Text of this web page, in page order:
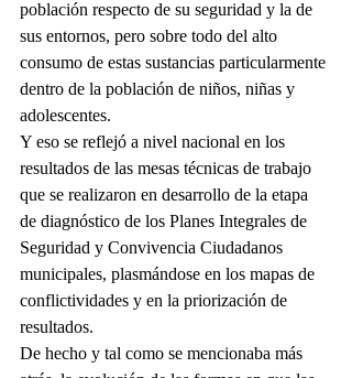
población respecto de su seguridad y la de
sus entornos, pero sobre todo del alto
consumo de estas sustancias particularmente
dentro de la población de niños, niñas y
adolescentes.
Y eso se reflejó a nivel nacional en los
resultados de las mesas técnicas de trabajo
que se realizaron en desarrollo de la etapa
de diagnóstico de los Planes Integrales de
Seguridad y Convivencia Ciudadanos
municipales, plasmándose en los mapas de
conflictividades y en la priorización de
resultados.
De hecho y tal como se mencionaba más